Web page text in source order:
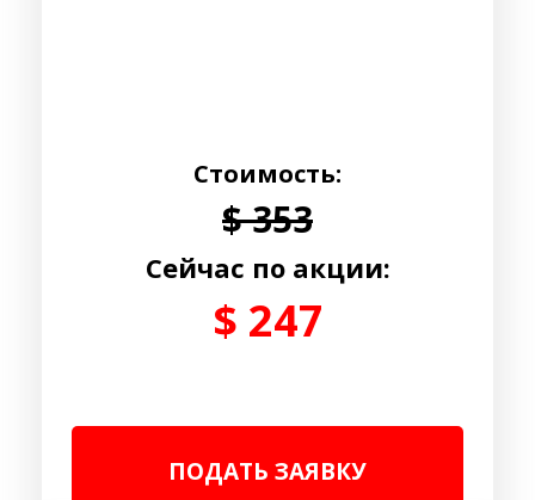
Стоимость:
$ 353
Cейчас по акции:
$ 247
ПОДАТЬ ЗАЯВКУ